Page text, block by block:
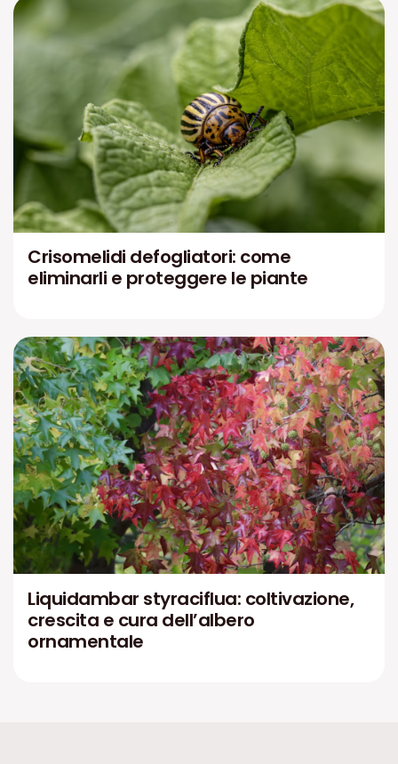
Crisomelidi defogliatori: come
eliminarli e proteggere le piante
Liquidambar styraciflua: coltivazione,
crescita e cura dell’albero
ornamentale